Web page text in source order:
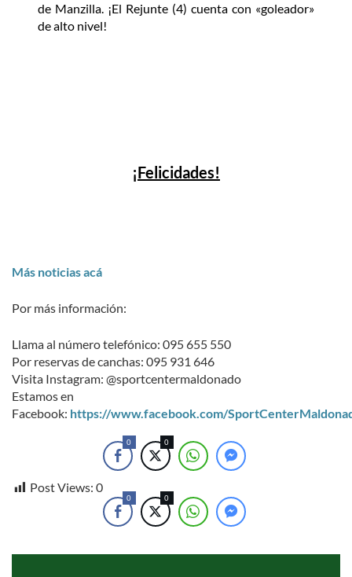
de Manzilla. ¡El Rejunte (4) cuenta con «goleador»
de alto nivel!
¡Felicidades!
Más noticias acá
Por más información:
Llama al número telefónico: 095 655 550
Por reservas de canchas: 095 931 646
Visita Instagram: @sportcentermaldonado
Estamos en
Facebook: https://www.facebook.com/
0 0
Post Views: 0
0 0